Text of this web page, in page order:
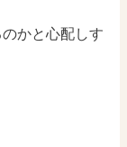
かと心配しす